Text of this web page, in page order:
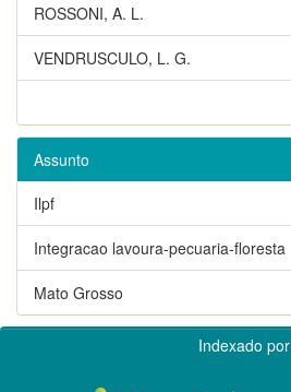
ROSSONI, A. L.
VENDRUSCULO, L. G.
Assunto
Ilpf
Integracao lavoura-pecuaria-floresta
Mato Grosso
Indexado por